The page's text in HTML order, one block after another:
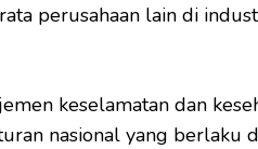
perusahaan lain di
keselamatan dan
nasional yang berlaku